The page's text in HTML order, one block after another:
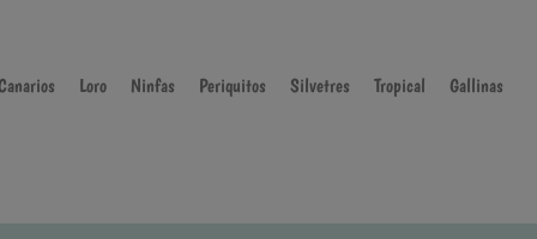
Loro Ninfas Periquitos Silvetres Tropical Gallinas